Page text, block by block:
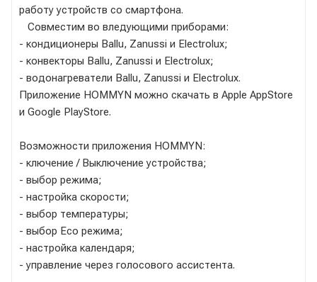
работу устройств со смартфона.
Совместим во вледующими приборами:
- кондиционеры Ballu, Zanussi и Electrolux;
- конвекторы Ballu, Zanussi и Electrolux;
- водонагреватели Ballu, Zanussi и Electrolux.
Приложение HOMMYN можно скачать в Apple AppStore
и Google PlayStore.
Возможности приложения HOMMYN:
- ключение / Выключение устройства;
- выбор режима;
- настройка скорости;
- выбор температуры;
- выбор Eco режима;
- настройка календаря;
- управление через голосового ассистента.